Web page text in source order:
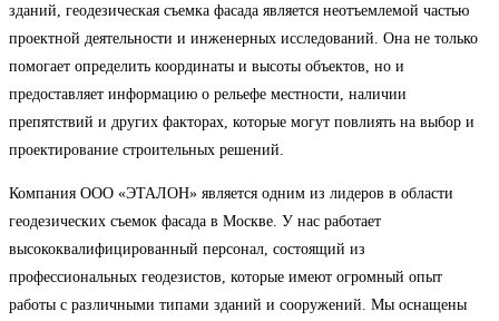
зданий, геодезическая съемка фасада является неотъемлемой частью
проектной деятельности и инженерных исследований. Она не только
помогает определить координаты и высоты объектов, но и
предоставляет информацию о рельефе местности, наличии
препятствий и других факторах, которые могут повлиять на выбор и
проектирование строительных решений.
Компания ООО «ЭТАЛОН» является одним из лидеров в области
геодезических съемок фасада в Москве. У нас работает
высококвалифицированный персонал, состоящий из
профессиональных геодезистов, которые имеют огромный опыт
работы с различными типами зданий и сооружений. Мы оснащены